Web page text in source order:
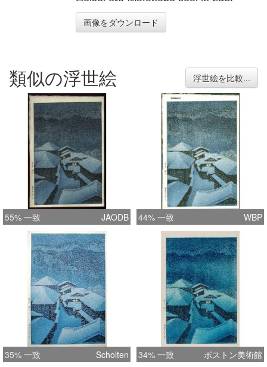
margin. Beautiful Hasui snow scene.
画像をダウンロード
類似の浮世絵 浮世絵を比較...
55% 一致 JAODB 44% 一致 WBP
35% 一致 Scholten 34% 一致 ボストン美術館